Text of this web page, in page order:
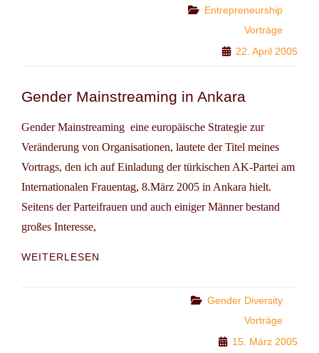
Categories
Entrepreneurship
Vorträge
22. April 2005
Gender Mainstreaming in Ankara
Gender Mainstreaming  eine europäische Strategie zur
Veränderung von Organisationen, lautete der Titel meines
Vortrags, den ich auf Einladung der türkischen AK-Partei am
Internationalen Frauentag, 8.März 2005 in Ankara hielt.
Seitens der Parteifrauen und auch einiger Männer bestand
großes Interesse,
WEITERLESEN
Categories
Gender Diversity
Vorträge
15. März 2005